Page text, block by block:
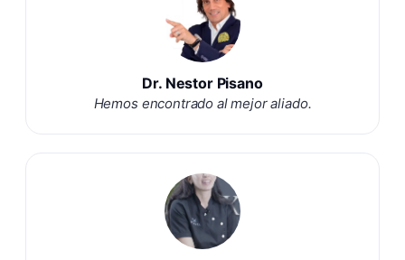
Dr. Nestor Pisano
Hemos encontrado al mejor aliado.